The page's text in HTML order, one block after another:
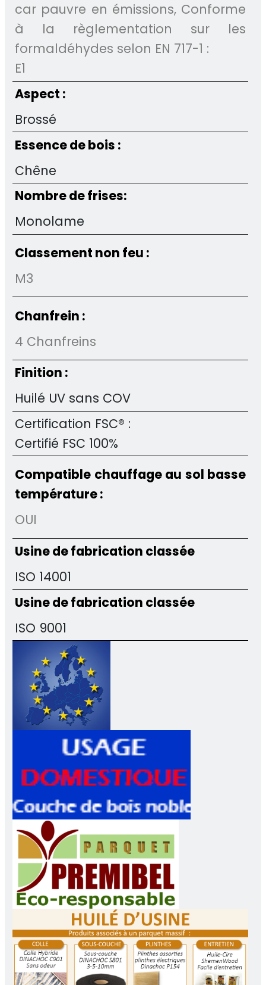
car pauvre en émissions, Conforme
à la règlementation sur les
formaldéhydes selon EN 717-1 :
E1
Aspect :
Brossé
Essence de bois :
Chêne
Nombre de frises:
Monolame
Classement non feu :
M3
Chanfrein :
4 Chanfreins
Finition :
Huilé UV sans COV
Certification FSC® :
Certifié FSC 100%
Compatible chauffage au sol basse
température :
OUI
Usine de fabrication classée
ISO 14001
Usine de fabrication classée
ISO 9001